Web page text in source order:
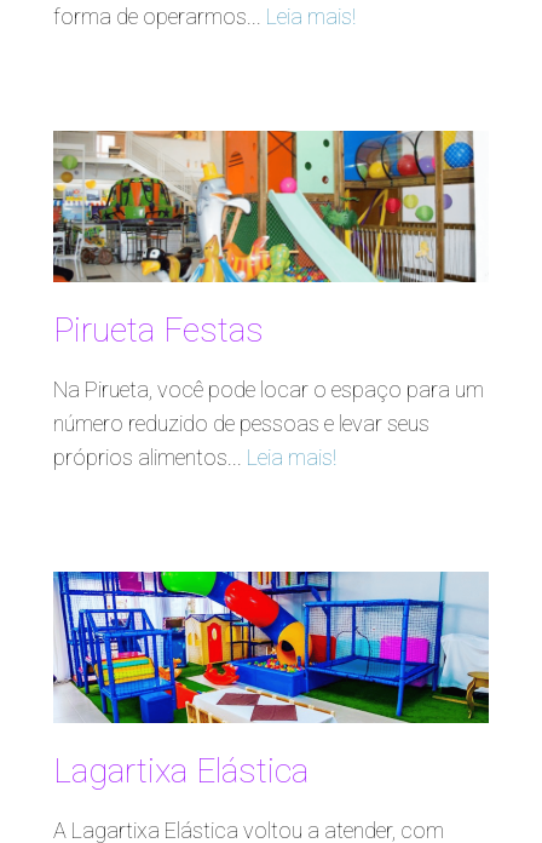
forma de operarmos... Leia mais!
Pirueta Festas
Na Pirueta, você pode locar o espaço para um
número reduzido de pessoas e levar seus
próprios alimentos... Leia mais!
Lagartixa Elástica
A Lagartixa Elástica voltou a atender, com